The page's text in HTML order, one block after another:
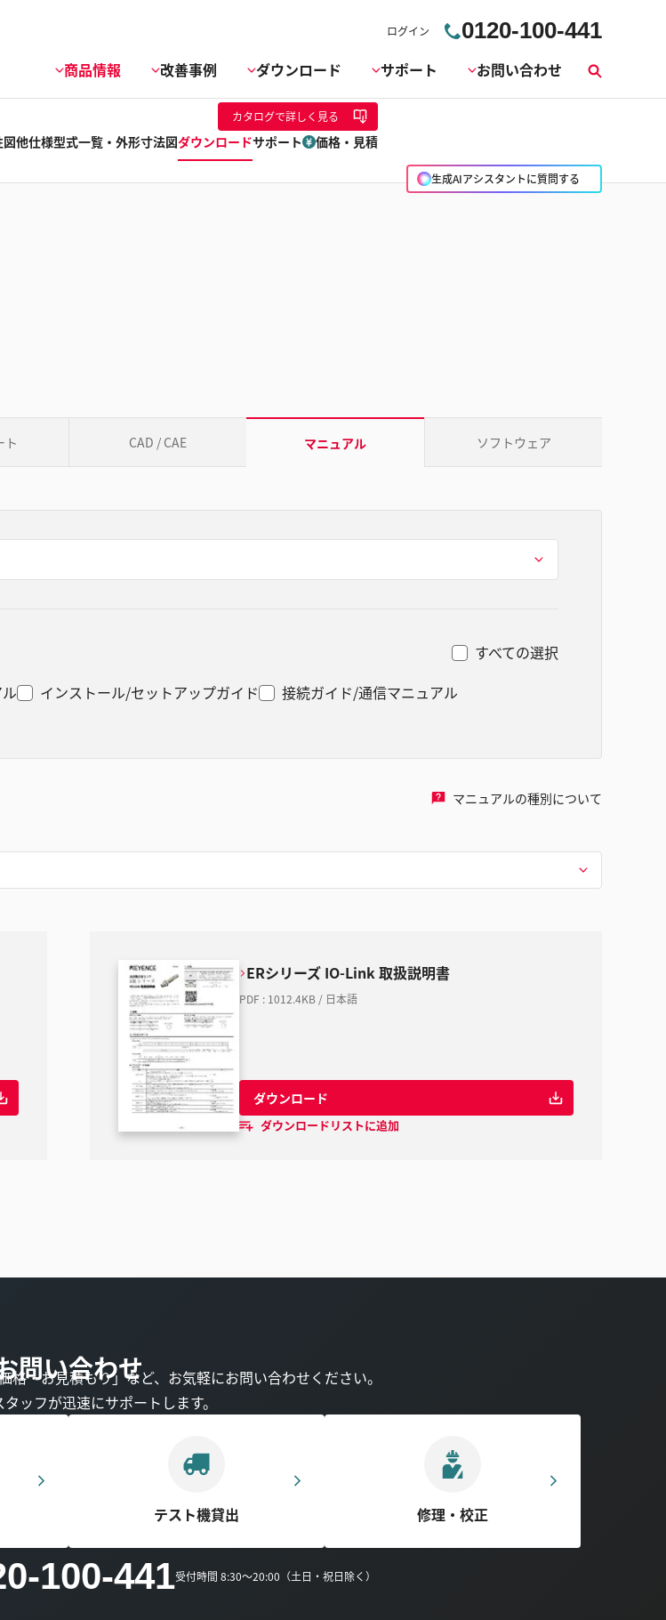
ログイン 0120-100-441
商品情報 改善事例 ダウンロード サポート お問い合わせ
索
生成AIアシスタントに質問する
カタログで詳しく見る
図他仕様型式一覧・外形寸法図ダウンロードサポート 価格・見積
ト CAD / CAE マニュアル ソフトウェア
インストール/セットアップガイド
接続ガイド/通信マニュアル
すべての選択
マニュアルの種別について
ERシリーズ IO-Link 取扱説明書
PDF : 1012.4KB / 日本語
ダウンロード
ダウンロードリストに追加
問い合わせ
格・お見積もり」など、お気軽にお問い合わせください。
ッフが迅速にサポートします。
テスト機貸出 修理・校正
100-441受付時間 8:30～20:00（土日・祝日除く）